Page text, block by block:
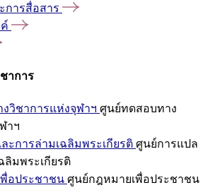
การสื่อสาร
าการ
วิชาการแห่งจุฬาฯ ศูนย์ทดสอบทาง
าฯ
ะการล่ามเฉลิมพระเกียรติ ศูนย์การแปล
ลิมพระเกียรติ
อประชาชน ศูนย์กฎหมายเพื่อประชาชน